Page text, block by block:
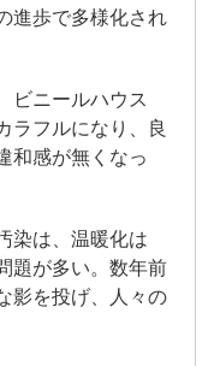
進歩で多様化され
ビニールハウス
ラフルになり、良
和感が無くなっ
染は、温暖化は
題が多い。数年前
影を投げ、人々の